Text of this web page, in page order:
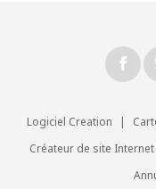
Logiciel Creation |
Créateur de site Internet